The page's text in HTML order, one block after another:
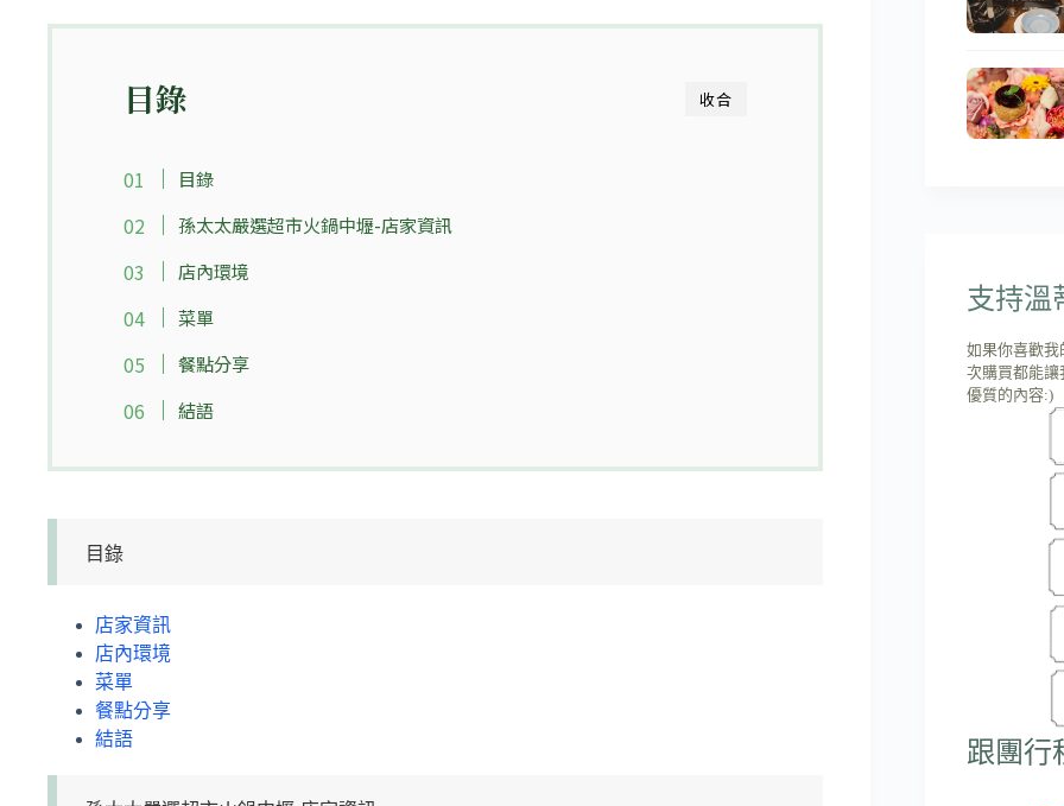
收合
目錄
目錄
孫太太嚴選超市火鍋中壢-店家資訊
店內環境
菜單
餐點分享
結語
目錄
店家資訊
店內環境
菜單
餐點分享
結語
支持溫
如果你喜歡
次購買都能
優質的內容:)
跟團行